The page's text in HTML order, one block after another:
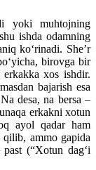
yoki muhtojning
ishda odamning
koʻrinadi. Sheʼr
birovga bir
xos ishdir.
bajarish esa
desa, na bersa –
erkakni xotun
ayol qadar ham
qilib, ammo gapida
(“Xotun dagʻi